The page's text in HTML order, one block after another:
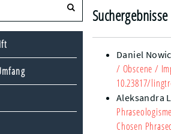
Daniel
/ Obscene /
10.23817/
Aleksandra
Chosen